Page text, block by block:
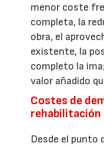
menor coste
completa, la
obra, el
existente, la
completo la
valor añadido
Costes de
rehabilitación
Desde el punto